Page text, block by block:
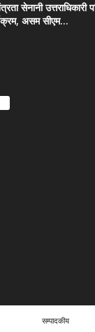
सेनानी उत्तराधिकारी
असम सीएम...
सम्पादकीय